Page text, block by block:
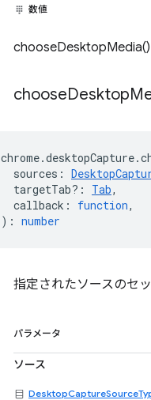
数値
chooseDesktop
chrome.desktopCapture.
sources :
targetTab? : Tab,
callback : function,
) : number
指定されたソースのセ
パラメータ
ソース